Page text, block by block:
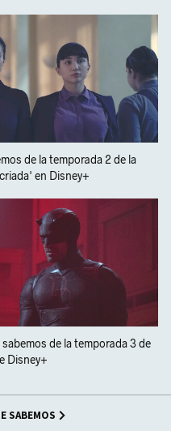
de la temporada 2 de la
en Disney+
de la temporada 3 de
Disney+
SABEMOS